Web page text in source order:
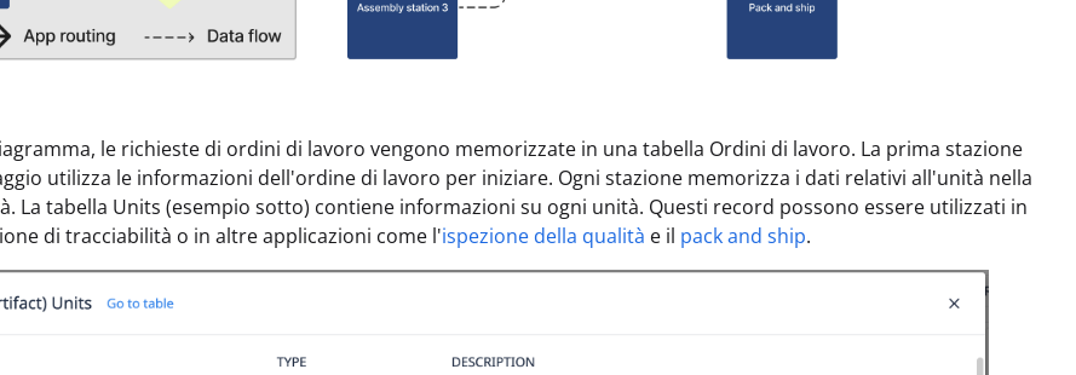
le richieste di ordini di lavoro vengono memorizzate in una tabella Ordini di lavoro. La prima stazione
utilizza le informazioni dell'ordine di lavoro per iniziare. Ogni stazione memorizza i dati relativi all'unità nella
La tabella Units (esempio sotto) contiene informazioni su ogni unità. Questi record possono essere utilizzati in
di tracciabilità o in altre applicazioni come l'ispezione della qualità e il pack and ship.